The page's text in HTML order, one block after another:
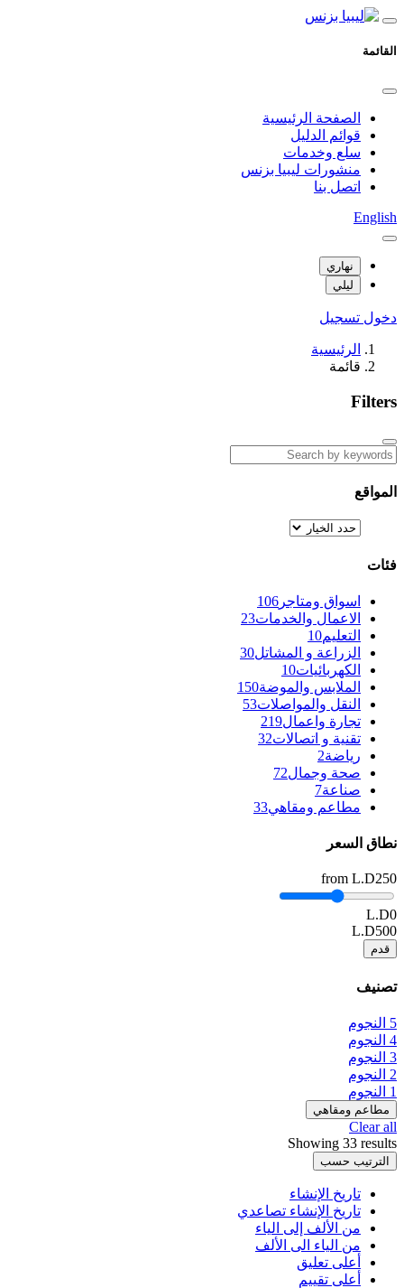
القائمة
الصفحة الرئيسية
قوائم الدليل
سلع وخدمات
منشورات ليبيا بزنس
اتصل بنا
English
نهاري
ليلي
دخول تسجيل
الرئيسية
قائمة
Filters
المواقع
فئات
اسواق ومتاجر 106
الاعمال والخدمات23
التعليم10
الزراعة و المشاتل30
الكهربائيات10
الملابس والموضة150
النقل والمواصلات53
تجارة واعمال219
تقنية و اتصالات32
رياضة2
صحة وجمال72
صناعة7
مطاعم ومقاهي33
نطاق السعر
from L.D250
L.D0
L.D500
قدم
تصنيف
5 النجوم
4 النجوم
3 النجوم
2 النجوم
1 النجوم
مطاعم ومقاهي
Clear all
Showing 33 results
الترتيب حسب
تاريخ الإنشاء
تاريخ الإنشاء تصاعدي
من الألف إلى الياء
من الياء الى الألف
أعلى تعليق
أعلى تقييم